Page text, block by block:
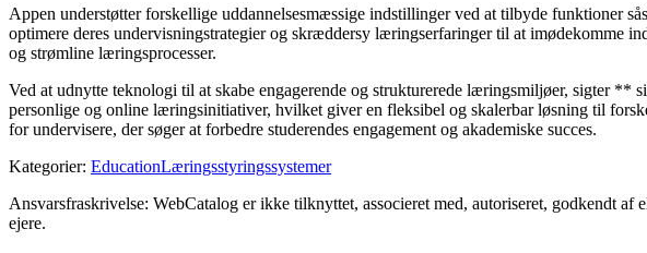
Appen understøtter forskellige uddannelsesmæssige indstillinger ved at tilbyde funktioner
optimere deres undervisningstrategier og skræddersy læringserfaringer til at imødekomme
og strømline læringsprocesser.
Ved at udnytte teknologi til at skabe engagerende og strukturerede læringsmiljøer, sigter **
personlige og online læringsinitiativer, hvilket giver en fleksibel og skalerbar løsning til
for undervisere, der søger at forbedre studerendes engagement og akademiske succes.
Kategorier: EducationLæringsstyringssystemer
Ansvarsfraskrivelse: WebCatalog er ikke tilknyttet, associeret med, autoriseret, godkendt
ejere.